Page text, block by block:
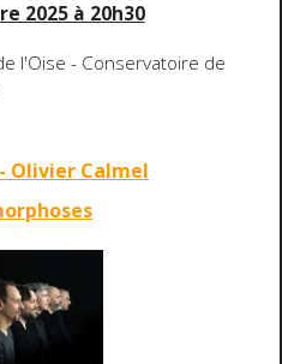
2025 à 20h30
l'Oise - Conservatoire de
Olivier Calmel